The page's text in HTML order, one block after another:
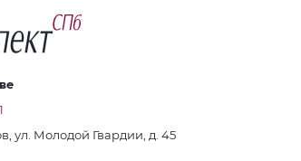
ул. Молодой Гвардии, д. 45